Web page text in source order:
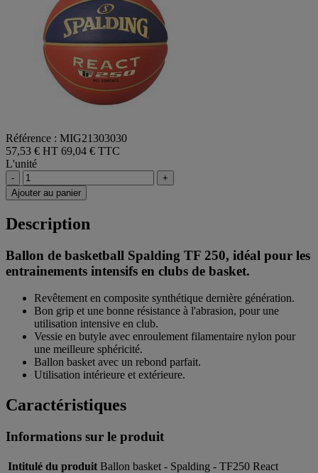
Référence : MIG21303030
57,53 € HT 69,04 € TTC
L'unité
-
+
Ajouter au panier
Description
Ballon de basketball Spalding TF 250, idéal pour les
entrainements intensifs en clubs de basket.
Revêtement en composite synthétique dernière génération.
Bon grip et une bonne résistance à l'abrasion, pour une
utilisation intensive en club.
Vessie en butyle avec enroulement filamentaire nylon pour
une meilleure sphéricité.
Ballon basket avec un rebond parfait.
Utilisation intérieure et extérieure.
Caractéristiques
Informations sur le produit
Intitulé du produit Ballon basket - Spalding - TF250 React